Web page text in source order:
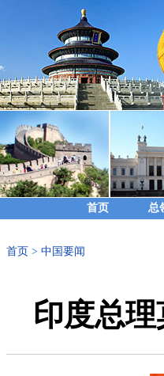
首页 总
首页 > 中国要闻
印度总